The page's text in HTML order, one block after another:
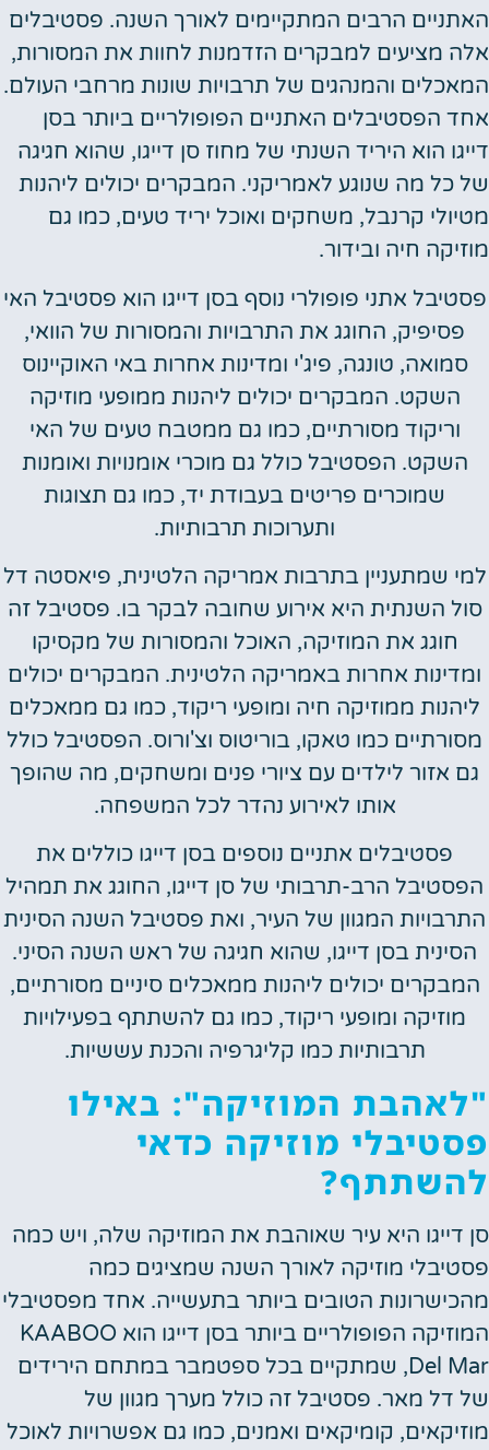
האתניים הרבים המתקיימים לאורך השנה. פסטיבלים
אלה מציעים למבקרים הזדמנות לחוות את המסורות,
המאכלים והמנהגים של תרבויות שונות מרחבי העולם.
אחד הפסטיבלים האתניים הפופולריים ביותר בסן
דייגו הוא היריד השנתי של מחוז סן דייגו, שהוא חגיגה
של כל מה שנוגע לאמריקני. המבקרים יכולים ליהנות
מטיולי קרנבל, משחקים ואוכל יריד טעים, כמו גם
מוזיקה חיה ובידור.
פסטיבל אתני פופולרי נוסף בסן דייגו הוא פסטיבל האי
פסיפיק, החוגג את התרבויות והמסורות של הוואי,
סמואה, טונגה, פיג'י ומדינות אחרות באי האוקיינוס
השקט. המבקרים יכולים ליהנות ממופעי מוזיקה
וריקוד מסורתיים, כמו גם ממטבח טעים של האי
השקט. הפסטיבל כולל גם מוכרי אומנויות ואומנות
שמוכרים פריטים בעבודת יד, כמו גם תצוגות
ותערוכות תרבותיות.
למי שמתעניין בתרבות אמריקה הלטינית, פיאסטה דל
סול השנתית היא אירוע שחובה לבקר בו. פסטיבל זה
חוגג את המוזיקה, האוכל והמסורות של מקסיקו
ומדינות אחרות באמריקה הלטינית. המבקרים יכולים
ליהנות ממוזיקה חיה ומופעי ריקוד, כמו גם ממאכלים
מסורתיים כמו טאקו, בוריטוס וצ'ורוס. הפסטיבל כולל
גם אזור לילדים עם ציורי פנים ומשחקים, מה שהופך
אותו לאירוע נהדר לכל המשפחה.
פסטיבלים אתניים נוספים בסן דייגו כוללים את
הפסטיבל הרב-תרבותי של סן דייגו, החוגג את תמהיל
התרבויות המגוון של העיר, ואת פסטיבל השנה הסינית
הסינית בסן דייגו, שהוא חגיגה של ראש השנה הסיני.
המבקרים יכולים ליהנות ממאכלים סיניים מסורתיים,
מוזיקה ומופעי ריקוד, כמו גם להשתתף בפעילויות
תרבותיות כמו קליגרפיה והכנת עששיות.
"לאהבת המוזיקה": באילו
פסטיבלי מוזיקה כדאי
להשתתף?
סן דייגו היא עיר שאוהבת את המוזיקה שלה, ויש כמה
פסטיבלי מוזיקה לאורך השנה שמציגים כמה
מהכישרונות הטובים ביותר בתעשייה. אחד מפסטיבלי
המוזיקה הפופולריים ביותר בסן דייגו הוא KAABOO
Del Mar, שמתקיים בכל ספטמבר במתחם הירידים
של דל מאר. פסטיבל זה כולל מערך מגוון של
מוזיקאים, קומיקאים ואמנים, כמו גם אפשרויות לאוכל